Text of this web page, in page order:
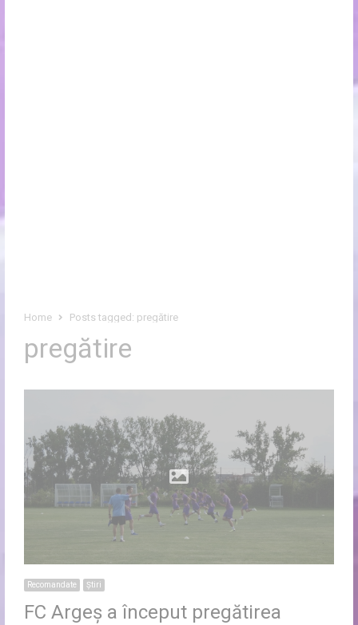
Home Posts tagged: pregătire
pregătire
Recomandate Ştiri
FC Argeș a început pregătirea